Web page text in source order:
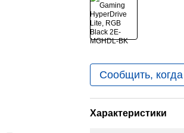
Сообщить,
Характеристики